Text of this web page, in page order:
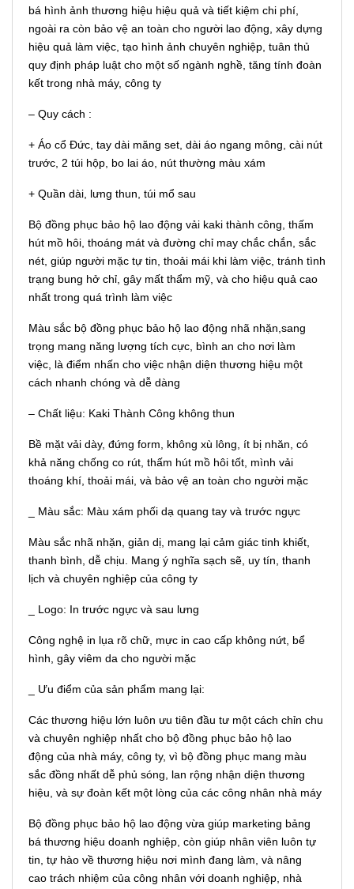
bá hình ảnh thương hiệu hiệu quả và tiết kiệm chi phí,
ngoài ra còn bảo vệ an toàn cho người lao động, xây dựng
hiệu quả làm việc, tạo hình ảnh chuyên nghiệp, tuân thủ
quy định pháp luật cho một số ngành nghề, tăng tính đoàn
kết trong nhà máy, công ty
– Quy cách :
+ Áo cổ Đức, tay dài măng set, dài áo ngang mông, cài nút
trước, 2 túi hộp, bo lai áo, nút thường màu xám
+ Quần dài, lưng thun, túi mổ sau
Bộ đồng phục bảo hộ lao động vải kaki thành công, thấm
hút mồ hôi, thoáng mát và đường chỉ may chắc chắn, sắc
nét, giúp người mặc tự tin, thoải mái khi làm việc, tránh tình
trạng bung hở chỉ, gây mất thẩm mỹ, và cho hiệu quả cao
nhất trong quá trình làm việc
Màu sắc bộ đồng phục bảo hộ lao động nhã nhặn,sang
trọng mang năng lượng tích cực, bình an cho nơi làm
việc, là điểm nhấn cho việc nhận diện thương hiệu một
cách nhanh chóng và dễ dàng
– Chất liệu: Kaki Thành Công không thun
Bề mặt vải dày, đứng form, không xù lông, ít bị nhăn, có
khả năng chống co rút, thấm hút mồ hôi tốt, mình vải
thoáng khí, thoải mái, và bảo vệ an toàn cho người mặc
_ Màu sắc: Màu xám phối dạ quang tay và trước ngực
Màu sắc nhã nhặn, giản dị, mang lại cảm giác tinh khiết,
thanh bình, dễ chịu. Mang ý nghĩa sạch sẽ, uy tín, thanh
lịch và chuyên nghiệp của công ty
_ Logo: In trước ngực và sau lưng
Công nghệ in lụa rõ chữ, mực in cao cấp không nứt, bể
hình, gây viêm da cho người mặc
_ Ưu điểm của sản phẩm mang lại:
Các thương hiệu lớn luôn ưu tiên đầu tư một cách chỉn chu
và chuyên nghiệp nhất cho bộ đồng phục bảo hộ lao
động của nhà máy, công ty, vì bộ đồng phục mang màu
sắc đồng nhất dễ phủ sóng, lan rộng nhận diện thương
hiệu, và sự đoàn kết một lòng của các công nhân nhà máy
Bộ đồng phục bảo hộ lao động vừa giúp marketing bảng
bá thương hiệu doanh nghiệp, còn giúp nhân viên luôn tự
tin, tự hào về thương hiệu nơi mình đang làm, và nâng
cao trách nhiệm của công nhân với doanh nghiệp, nhà